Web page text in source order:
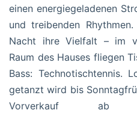
einen energiegeladenen
und treibenden
Nacht ihre Vielfalt – im
Raum des Hauses fliegen
Bass: Technotischtennis.
getanzt wird bis
Vorverkauf